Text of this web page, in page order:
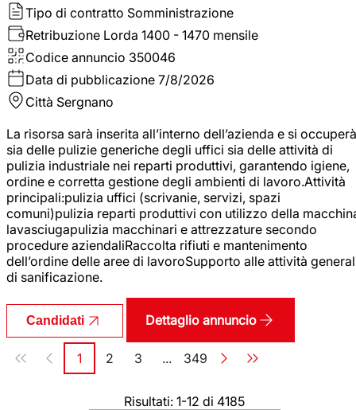
Tipo di contratto Somministrazione
Retribuzione Lorda 1400 - 1470 mensile
Codice annuncio 350046
Data di pubblicazione 7/8/2026
Città Sergnano
La risorsa sarà inserita all’interno dell’azienda e si occuperà
sia delle pulizie generiche degli uffici sia delle attività di
pulizia industriale nei reparti produttivi, garantendo igiene,
ordine e corretta gestione degli ambienti di lavoro.Attività
principali:pulizia uffici (scrivanie, servizi, spazi
comuni)pulizia reparti produttivi con utilizzo della
lavasciugapulizia macchinari e attrezzature secondo
procedure aziendaliRaccolta rifiuti e mantenimento
dell’ordine delle aree di lavoroSupporto alle attività
di sanificazione.
Candidati Dettaglio annuncio
Paginazione
Pagina
1 Pagina
2 Pagina
3 ... Pagina
349
Risultati: 1-12 di 4185